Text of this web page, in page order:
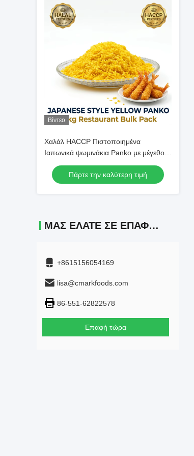
Βίντεο
Χαλάλ HACCP Πιστοποιημένα
Ιαπωνικά ψωμινάκια Panko με μέγεθος
4-6 mm για χαμηλή απορρόφηση
ελαίου σε τηγανητά τρόφιμα
Πάρτε την καλύτερη τιμή
ΜΑΣ ΕΛΆΤΕ ΣΕ ΕΠΑΦΉ ΜΕ
+8615156054169
lisa@cmarkfoods.com
86-551-62822578
Επαφή τώρα